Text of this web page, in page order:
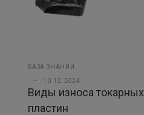
БАЗА ЗНАНИЙ
— 10.12.2024
Виды износа токарных
пластин